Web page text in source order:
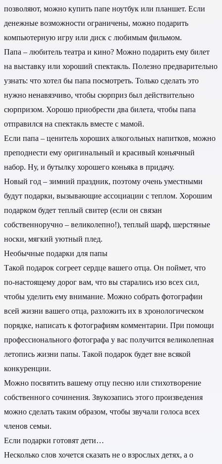
позволяют, можно купить папе ноутбук или планшет. Если
денежные возможности ограничены, можно подарить
компьютерную игру или диск с любимым фильмом.
Папа – любитель театра и кино? Можно подарить ему билет
на выставку или хороший спектакль. Полезно предварительно
узнать: что хотел бы папа посмотреть. Только сделать это
нужно ненавязчиво, чтобы сюрприз был действительно
сюрпризом. Хорошо приобрести два билета, чтобы папа
отправился на спектакль вместе с мамой.
Если папа – ценитель хороших алкогольных напитков, можно
преподнести ему оригинальный и красивый коньячный
набор. Ну, и бутылку хорошего коньяка в придачу.
Новый год – зимний праздник, поэтому очень уместными
будут подарки, вызывающие ассоциации с теплом. Хорошим
подарком будет теплый свитер (если он связан
собственноручно – великолепно!), теплый шарф, шерстяные
носки, мягкий уютный плед.
Необычные подарки для папы
Такой подарок согреет сердце вашего отца. Он поймет, что
по-настоящему дорог вам, что вы старались изо всех сил,
чтобы уделить ему внимание. Можно собрать фотографии
всей жизни вашего отца, разложить их в хронологическом
порядке, написать к фотографиям комментарии. При помощи
профессионального фотографа у вас получится великолепная
летопись жизни папы. Такой подарок будет вне всякой
конкуренции.
Можно посвятить вашему отцу песню или стихотворение
собственного сочинения. Звукозапись этого произведения
можно сделать таким образом, чтобы звучали голоса всех
членов семьи.
Если подарки готовят дети…
Несколько слов хочется сказать не о взрослых детях, а о